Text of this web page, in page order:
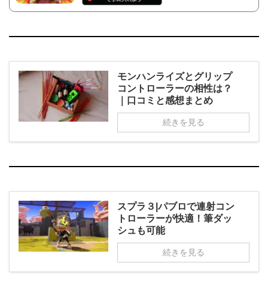
モンハンライズとグリップ
コントローラーの相性は？
｜口コミと感想まとめ
続きを見る
スプラ３|パブロで連射コン
トローラーが快適！筆ダッ
シュも可能
続きを見る